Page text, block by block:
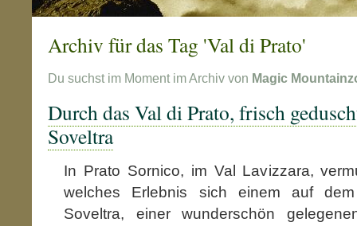
Archiv für das Tag 'Val di Prato'
Du suchst im Moment im Archiv von Magic
Durch das Val di Prato, frisch
Soveltra
In Prato Sornico, im Val Lavizzara,
welches Erlebnis sich einem auf
Soveltra, einer wunderschön